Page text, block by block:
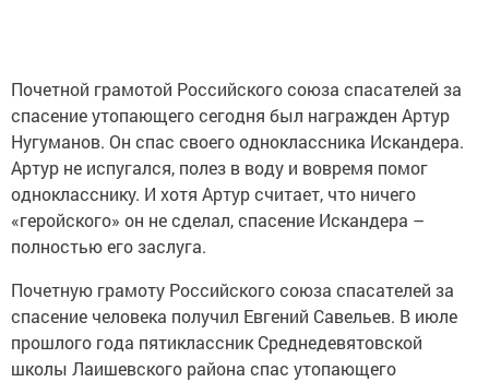
Почетной грамотой Российского союза спасателей за
спасение утопающего сегодня был награжден Артур
Нугуманов. Он спас своего одноклассника Искандера.
Артур не испугался, полез в воду и вовремя помог
однокласснику. И хотя Артур считает, что ничего
«геройского» он не сделал, спасение Искандера –
полностью его заслуга.
Почетную грамоту Российского союза спасателей за
спасение человека получил Евгений Савельев. В июле
прошлого года пятиклассник Среднедевятовской
школы Лаишевского района спас утопающего